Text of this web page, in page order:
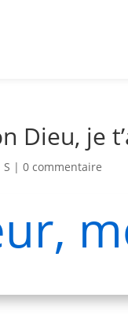
Dieu, je
S |0 commentaire